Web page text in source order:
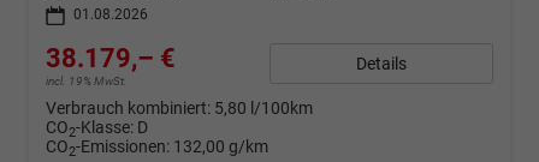
01.08.2026
38.179,– €
incl. 19% MwSt.
Details
Verbrauch kombiniert: 5,80 l/100km
CO2-Klasse: D
CO2-Emissionen: 132,00 g/km